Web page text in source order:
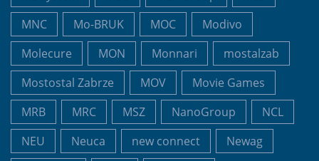
MNC
Mo-BRUK MOC
Modivo
Molecure
MON Monnari
mostalzab
Mostostal Zabrze
MOV
Movie Games
MRB
MRC MSZ NanoGroup
NCL
NEU
Neuca new connect
Newag